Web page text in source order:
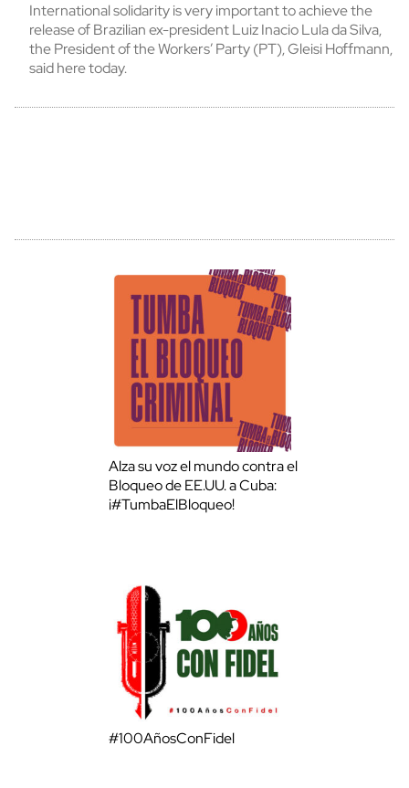
International solidarity is very important to achieve the
release of Brazilian ex-president Luiz Inacio Lula da Silva,
the President of the Workers’ Party (PT), Gleisi Hoffmann,
said here today.
Alza su voz el mundo contra el
Bloqueo de EE.UU. a Cuba:
¡#TumbaElBloqueo!
#100AñosConFidel